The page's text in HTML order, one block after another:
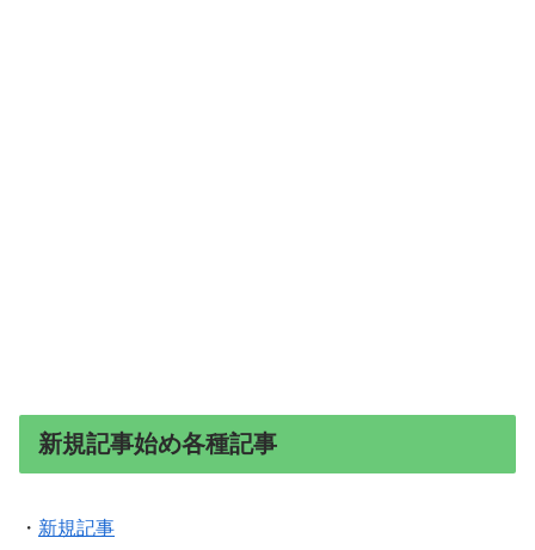
新規記事始め各種記事
・ 新規記事